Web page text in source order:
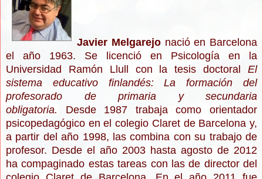
Javier Melgarejonació en Barcelona
el año 1963. Se licenció en Psicología en la
Universidad Ramón Llull con la tesis doctoral
El
sistema educativo finlandés: La formación del
profesorado de primaria y secundaria
obligatoria. Desde 1987 trabaja como orientador
psicopedagógico en el colegio Claret de Barcelona y,
a partir del año 1998, las combina con su trabajo de
profesor. Desde el año 2003 hasta agosto de 2012
ha compaginado estas tareas con las de director del